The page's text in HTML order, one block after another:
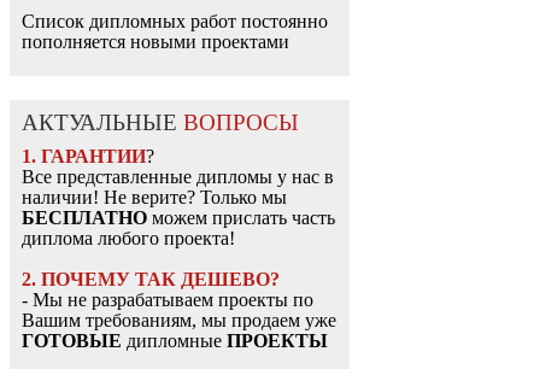
Список дипломных работ постоянно
пополняется новыми проектами
АКТУАЛЬНЫЕ ВОПРОСЫ
1. ГАРАНТИИ?
Все представленные дипломы у нас в
наличии! Не верите? Только мы
БЕСПЛАТНО можем прислать часть
диплома любого проекта!
2. ПОЧЕМУ ТАК ДЕШЕВО?
- Мы не разрабатываем проекты по
Вашим требованиям, мы продаем уже
ГОТОВЫЕ дипломные ПРОЕКТЫ